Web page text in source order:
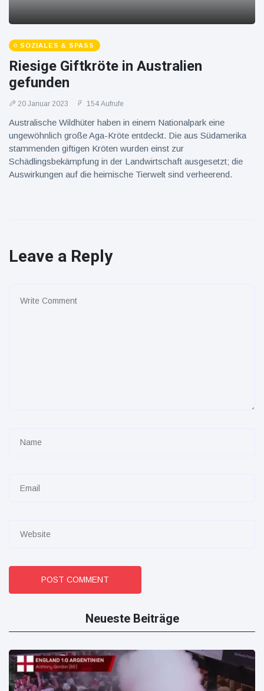
SOZIALES & SPASS
Riesige Giftkröte in Australien
gefunden
20 Januar 2023 154 Aufrufe
Australische Wildhüter haben in einem Nationalpark eine
ungewöhnlich große Aga-Kröte entdeckt. Die aus Südamerika
stammenden giftigen Kröten wurden einst zur
Schädlingsbekämpfung in der Landwirtschaft ausgesetzt; die
Auswirkungen auf die heimische Tierwelt sind verheerend.
Leave a Reply
POST COMMENT
Neueste Beiträge